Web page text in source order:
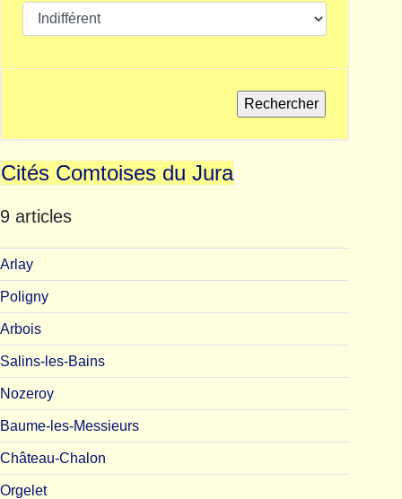
Cités Comtoises du Jura
9 articles
Arlay
Poligny
Arbois
Salins-les-Bains
Nozeroy
Baume-les-Messieurs
Château-Chalon
Orgelet